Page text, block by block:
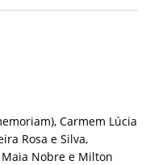
Carmem Lúcia
Rosa e Silva,
Nobre e Milton